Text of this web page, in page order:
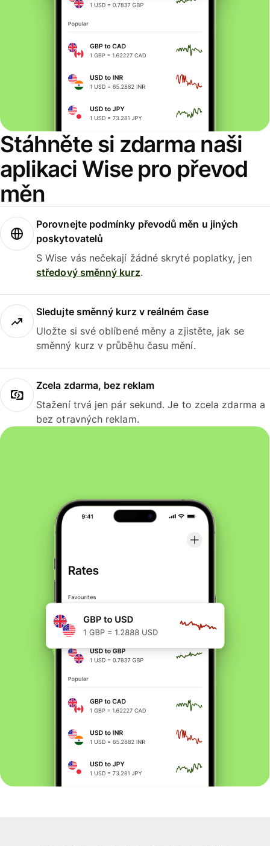
Stáhněte si zdarma naši
aplikaci Wise pro převod
měn
Porovnejte podmínky převodů měn u jiných
poskytovatelů
S Wise vás nečekají žádné skryté poplatky, jen
středový směnný kurz.
Sledujte směnný kurz v reálném čase
Uložte si své oblíbené měny a zjistěte, jak se
směnný kurz v průběhu času mění.
Zcela zdarma, bez reklam
Stažení trvá jen pár sekund. Je to zcela zdarma a
bez otravných reklam.